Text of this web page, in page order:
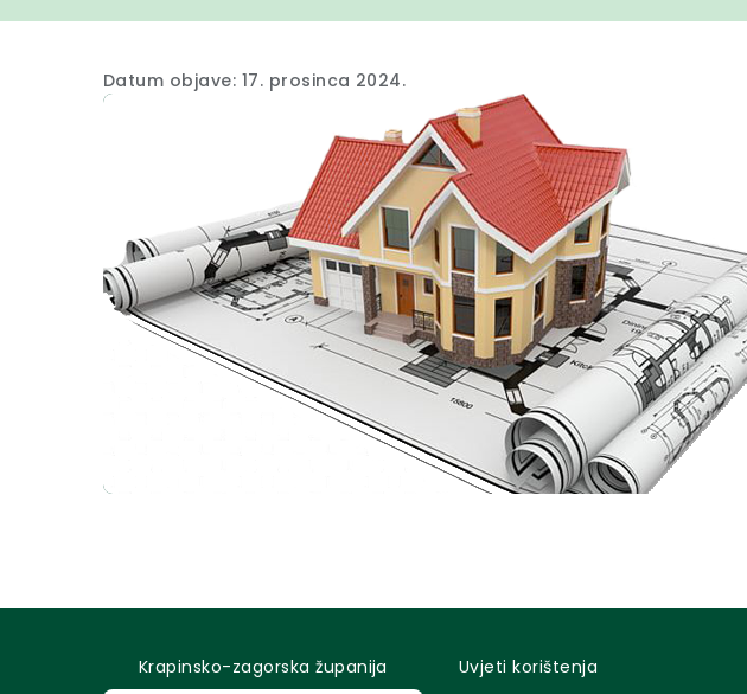
Datum objave: 17. prosinca 2024.
Krapinsko-zagorska županija
Uvjeti korištenja